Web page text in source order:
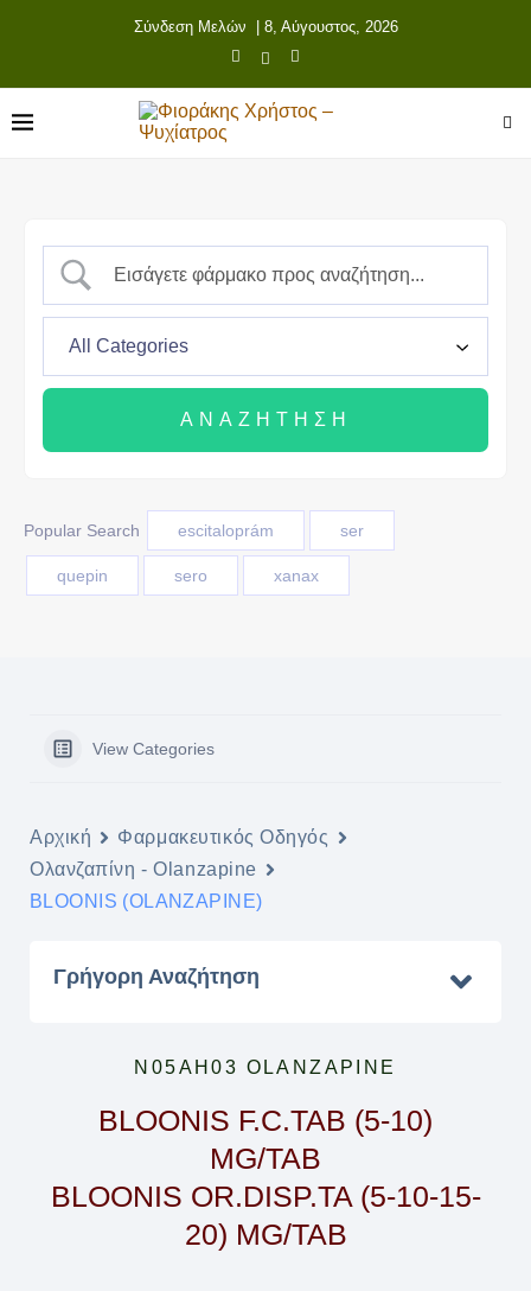
Σύνδεση Μελών | 8, Αύγουστος, 2026
Popular Search escitaloprám ser
quepin sero xanax
View Categories
Αρχική
Φαρμακευτικός Οδηγός
Ολανζαπίνη - Olanzapine
BLOONIS (OLANZAPINE)
Γρήγορη Αναζήτηση
N05AH03 OLANZAPINE
BLOONIS F.C.TAB (5-10)
MG/TAB
BLOONIS OR.DISP.TA (5-10-15-
20) MG/TAB